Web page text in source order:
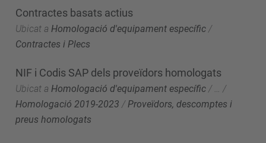
Contractes basats actius
Ubicat a Homologació d'equipament específic /
Contractes i Plecs
NIF i Codis SAP dels proveïdors homologats
Ubicat a Homologació d'equipament específic / … /
Homologació 2019-2023 /Proveïdors, descomptes i
preus homologats